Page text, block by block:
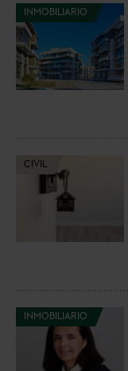
INMOBILIARIO
CIVIL
INMOBILIARIO